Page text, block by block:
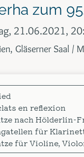
zum
21.06.2021,
Gläserner Saal /
en reflexion
nach Hölderlin-
für
für Violine,